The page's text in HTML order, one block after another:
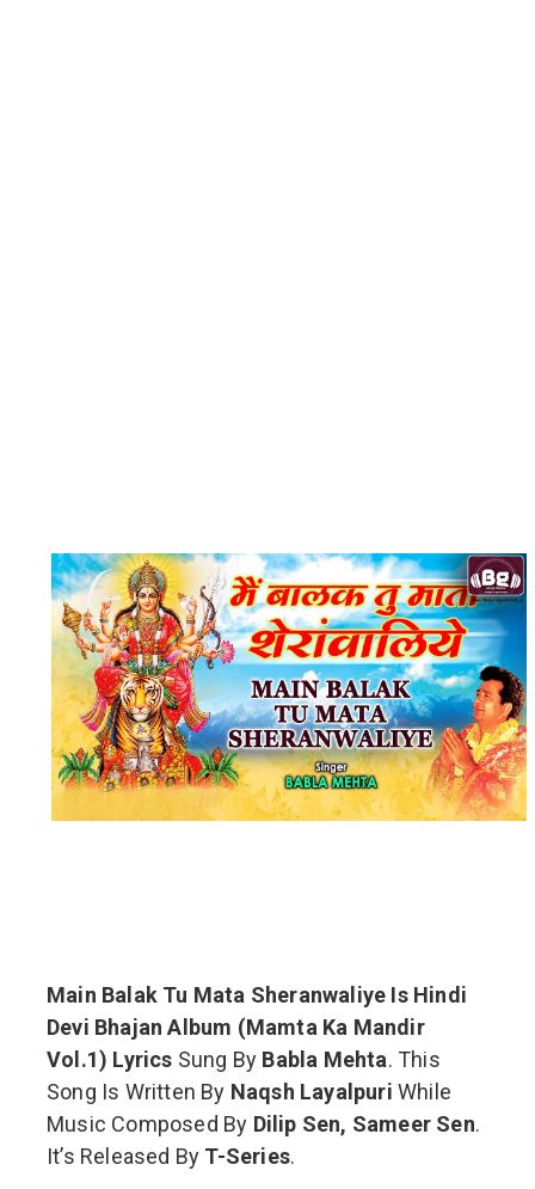
Main Balak Tu Mata Sheranwaliye Is Hindi
Devi Bhajan Album (Mamta Ka Mandir
Vol.1) Lyrics Sung By Babla Mehta. This
Song Is Written By Naqsh LayalpuriWhile
Music Composed By Dilip Sen, Sameer Sen.
It’s Released By T-Series.